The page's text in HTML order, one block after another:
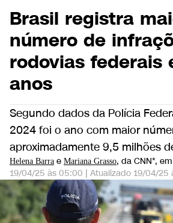
Brasil registra
número de
rodovias federais
anos
Segundo dados da Polícia
2024 foi o ano com maior
aproximadamente 9,5 milhões
Helena Barra e Mariana Grasso, da CNN*,
19/04/25 às 05:00 | Atualizado 19/04/25